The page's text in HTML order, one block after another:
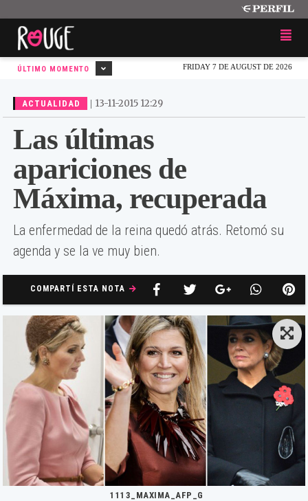
FRIDAY 7 DE AUGUST DE 2026
ÚLTIMO MOMENTO
ACTUALIDAD | 13-11-2015 12:29
Las últimas
apariciones de
Máxima, recuperada
La enfermedad de la reina quedó atrás. Retomó su
agenda y se la ve muy bien.
COMPARTÍ ESTA NOTA
1113_MAXIMA_AFP_G